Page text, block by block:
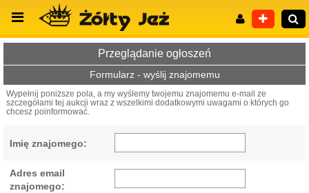
Wyszukiwanie zaawansowane
Przeglądanie ogłoszeń
Formularz - wyślij znajomemu
Wypełnij poniższe pola, a my wyślemy twojemu znajomemu e-mail ze
szczegółami tej aukcji wraz z wszelkimi dodatkowymi uwagami o których go
chcesz poinformować.
Imię znajomego:
Adres email
znajomego: